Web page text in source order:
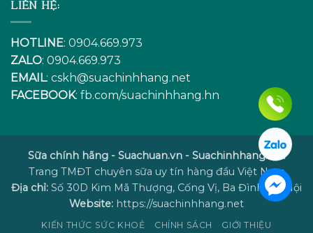
LIÊN HỆ:
HOTLINE: 0904.669.973
ZALO: 0904.669.973
EMAIL: cskh@suachinhhang.net
FACEBOOK: fb.com/suachinhhang.hn
Sữa chính hãng - Suachuan.vn - Suachinhhang.net
Trang TMĐT chuyên sữa uy tín hàng đầu Việt Nam
Địa chỉ: Số 30D Kim Mã Thượng, Cống Vị, Ba Đình, Hà Nội
Website: https://suachinhhang.net
KIẾN THỨC SỨC KHOẺ CHÍNH SÁCH GIỚI THIỆU